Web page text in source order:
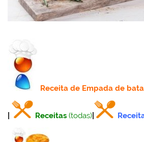
Receitade Empada de
Receitas (todas)